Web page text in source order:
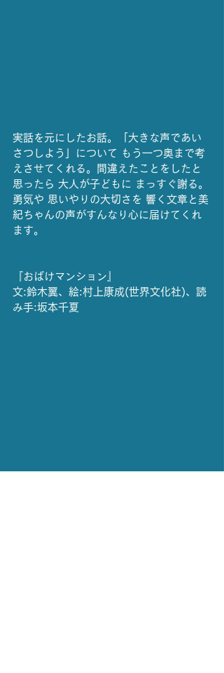
実話を元にしたお話。「大きな声であい
さつしよう」について もう一つ奥まで考
えさせてくれる。間違えたことをしたと
思ったら 大人が子どもに まっすぐ謝る。
勇気や 思いやりの大切さを 響く文章と美
紀ちゃんの声がすんなり心に届けてくれ
ます。
『おばけマンション』
文:鈴木翼、絵:村上康成(世界文化社)、読
み手:坂本千夏